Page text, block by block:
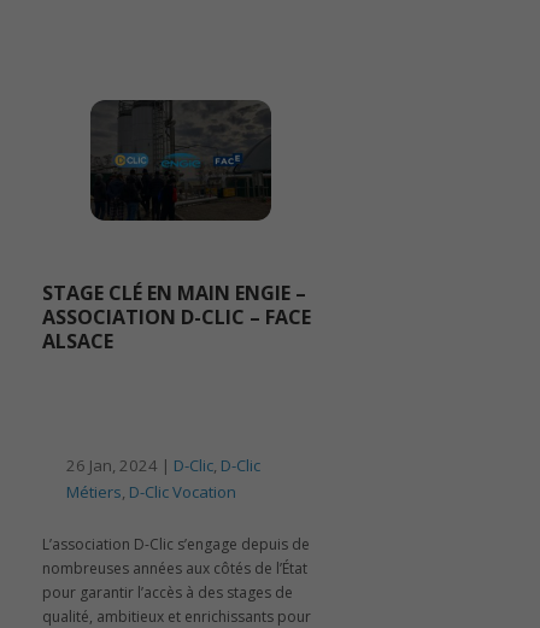
STAGE CLÉ EN MAIN ENGIE –
ASSOCIATION D-CLIC – FACE
ALSACE
26 Jan, 2024 | D-Clic D-Clic
Métiers D-Clic Vocation
L’association D-Clic s’engage depuis de
nombreuses années aux côtés de l’État
pour garantir l’accès à des stages de
qualité, ambitieux et enrichissants pour